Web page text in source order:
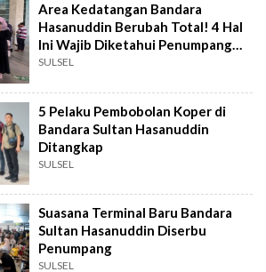
Area Kedatangan Bandara
Hasanuddin Berubah Total! 4 Hal
Ini Wajib Diketahui Penumpang
dan Penjemput
SULSEL
5 Pelaku Pembobolan Koper di
Bandara Sultan Hasanuddin
Ditangkap
SULSEL
Suasana Terminal Baru Bandara
Sultan Hasanuddin Diserbu
Penumpang
SULSEL